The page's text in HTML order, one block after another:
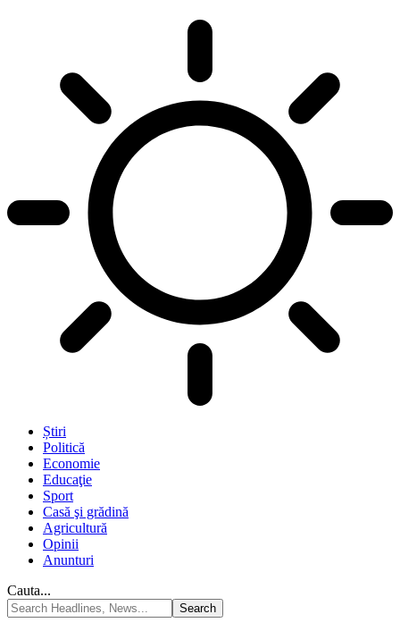
Știri
Politică
Economie
Educaţie
Sport
Casă şi grădină
Agricultură
Opinii
Anunturi
Cauta...